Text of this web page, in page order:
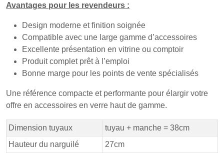
Avantages pour les revendeurs :
Design moderne et finition soignée
Compatible avec une large gamme d’accessoires
Excellente présentation en vitrine ou comptoir
Produit complet prêt à l’emploi
Bonne marge pour les points de vente spécialisés
Une référence compacte et performante pour élargir votre
offre en accessoires en verre haut de gamme.
Dimension tuyaux
tuyau + manche = 38cm
Hauteur du narguilé
27cm